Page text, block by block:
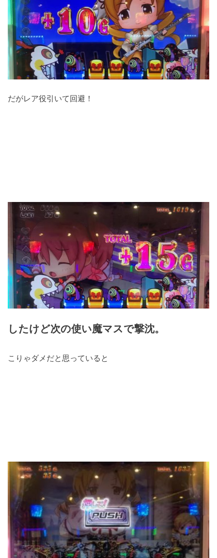
だがレア役引いて回避！
したけど次の使い魔マスで撃沈。
こりゃダメだと思っていると